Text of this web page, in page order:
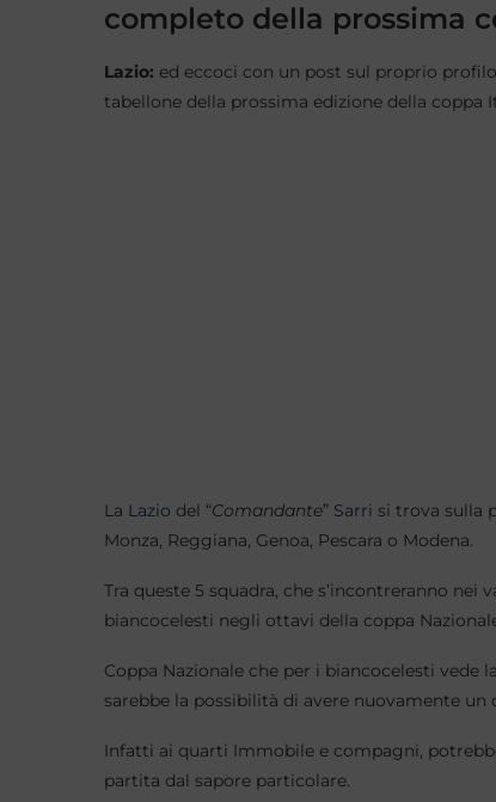
completo della prossima
Lazio: ed eccoci con un post sul proprio
tabellone della prossima edizione della coppa
La Lazio del “Comandante” Sarri si trova sulla
Monza, Reggiana, Genoa, Pescara o Modena.
Tra queste 5 squadra, che s’incontreranno
biancocelesti negli ottavi della coppa
Coppa Nazionale che per i biancocelesti
sarebbe la possibilità di avere nuovamente un
Infatti ai quarti Immobile e compagni,
partita dal sapore particolare.